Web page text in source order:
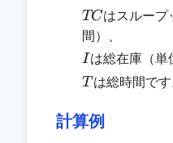
TC
TCはスルー
間）、
I
Iは総在庫（単
T
T は総時間です
計算例